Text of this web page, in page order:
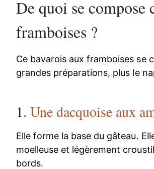
De quoi se compose
framboises ?
Ce bavarois aux framboises se
grandes préparations, plus le
1.Une dacquoise aux
Elle forme la base du gâteau.
moelleuse et légèrement
bords.